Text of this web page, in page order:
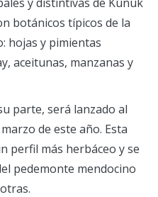
botánicos típicos de la
hojas y pimientas
aceitunas, manzanas y
parte, será lanzado al
de este año. Esta
perfil más herbáceo y se
pedemonte mendocino